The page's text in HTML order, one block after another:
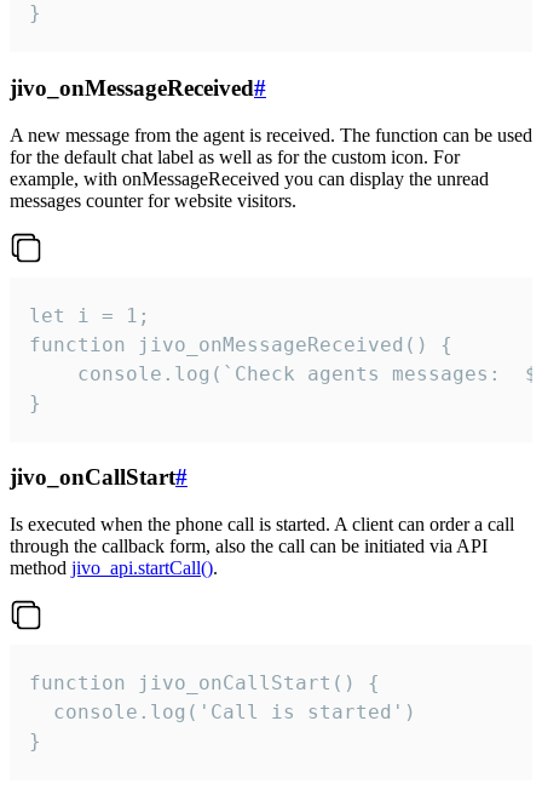
}
jivo_onMessageReceived#
A new message from the agent is received. The function can be used
for the default chat label as well as for the custom icon. For
example, with onMessageReceived you can display the unread
messages counter for website visitors.
let i = 1;
function jivo_onMessageReceived() {
}
jivo_onCallStart#
Is executed when the phone call is started. A client can order a call
through the callback form, also the call can be initiated via API
method jivo_api.startCall().
function jivo_onCallStart() {
  console.log('Call is started')
}